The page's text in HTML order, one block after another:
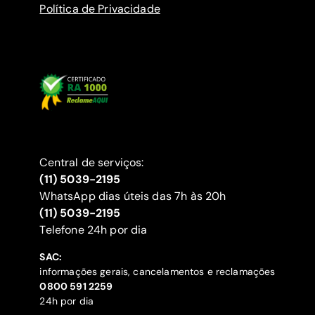
Política de Privacidade
Central de serviços:
(11) 5039-2195
WhatsApp dias úteis das 7h às 20h
(11) 5039-2195
‍Telefone 24h por dia
SAC:
informações gerais, cancelamentos e reclamações
‍0800 591 2259
24h por dia